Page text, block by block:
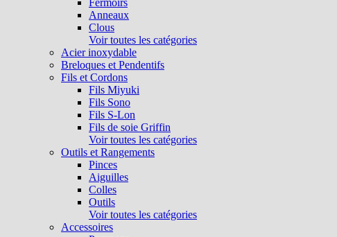
Fermoirs
Anneaux
Clous
Voir toutes les catégories
Acier inoxydable
Breloques et Pendentifs
Fils et Cordons
Fils Miyuki
Fils Sono
Fils S-Lon
Fils de soie Griffin
Voir toutes les catégories
Outils et Rangements
Pinces
Aiguilles
Colles
Outils
Voir toutes les catégories
Accessoires